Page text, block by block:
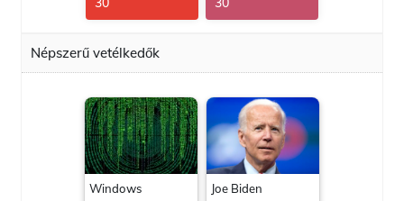
Népszerű vetélkedők
Windows
Joe Biden